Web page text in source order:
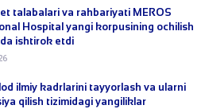
talabalari va rahbariyati MEROS
Hospital yangi korpusining ochilish
ishtirok etdi
ilmiy kadrlarini tayyorlash va ularni
qilish tizimidagi yangiliklar